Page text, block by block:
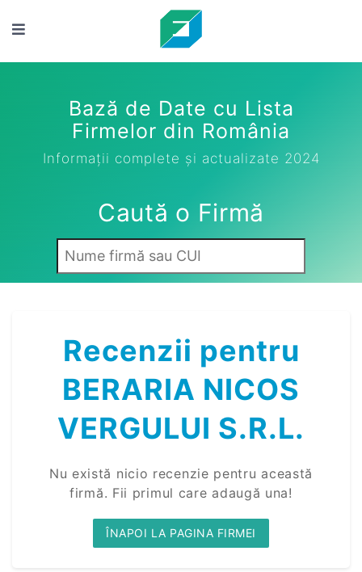
Bază de Date cu Lista
Firmelor din România
Informații complete și actualizate 2024
Caută o Firmă
Recenzii pentru
BERARIA NICOS
VERGULUI S.R.L.
Nu există nicio recenzie pentru această
firmă. Fii primul care adaugă una!
ÎNAPOI LA PAGINA FIRMEI